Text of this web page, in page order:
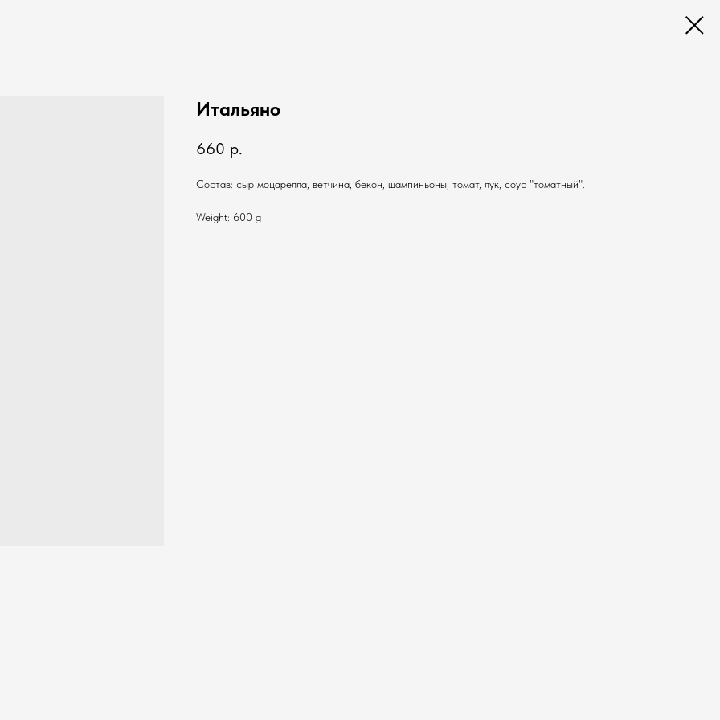
Итальяно
660 р.
Состав: сыр моцарелла, ветчина, бекон, шампиньоны, томат, лук, соус "томатный".
Weight: 600 g